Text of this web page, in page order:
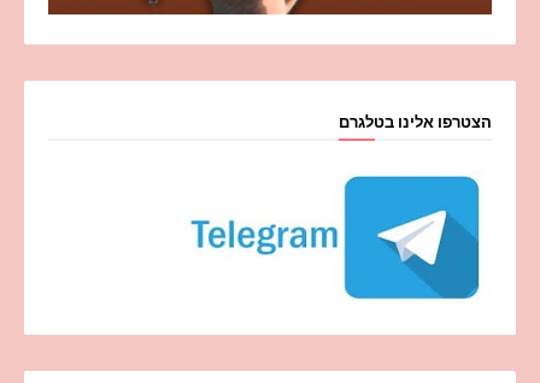
הצטרפו אלינו בטלגרם